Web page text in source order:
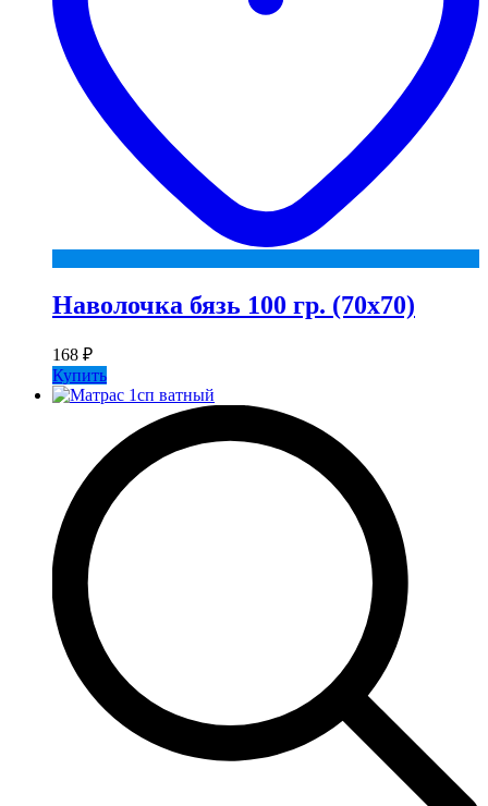
Наволочка бязь 100 гр. (70х70)
168 ₽
Купить